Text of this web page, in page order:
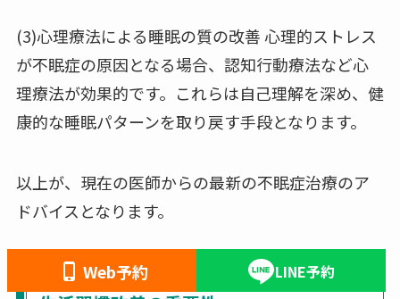
(3)心理療法による睡眠の質の改善 心理的ストレス
が不眠症の原因となる場合、認知行動療法など心
理療法が効果的です。これらは自己理解を深め、健
康的な睡眠パターンを取り戻す手段となります。
以上が、現在の医師からの最新の不眠症治療のア
ドバイスとなります。
Web予約 LINE予約